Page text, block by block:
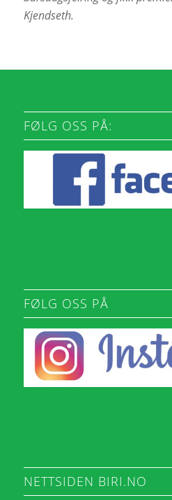
Kjendseth.
FØLG OSS PÅ:
FØLG OSS PÅ
NETTSIDEN BIRI.NO